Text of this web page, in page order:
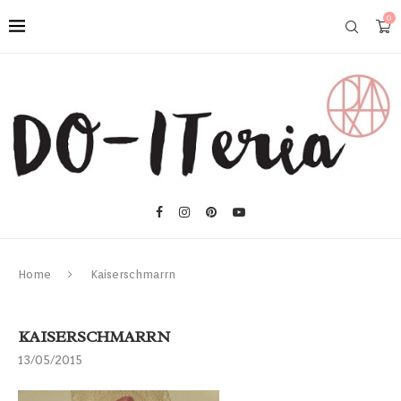
0
Home Kaiserschmarrn
KAISERSCHMARRN
13/05/2015